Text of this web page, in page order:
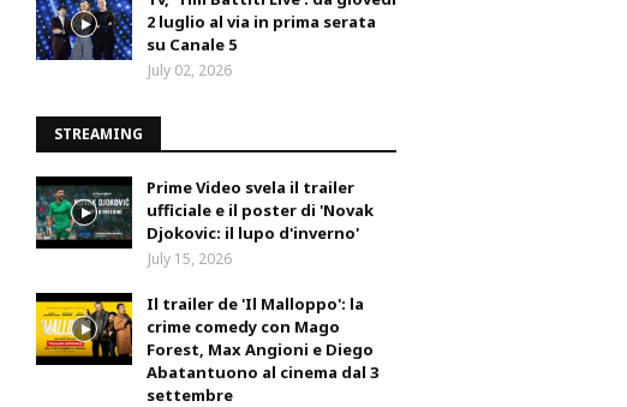
2 luglio al via in prima serata
su Canale 5
July 02, 2026
STREAMING
Prime Video svela il trailer
ufficiale e il poster di 'Novak
Djokovic: il lupo d'inverno'
July 15, 2026
Il trailer de 'Il Malloppo': la
crime comedy con Mago
Forest, Max Angioni e Diego
Abatantuono al cinema dal 3
settembre